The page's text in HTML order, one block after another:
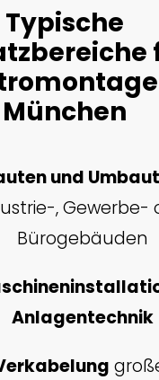
Typische
München
und
, Gewerbe-
Bürogebäuden
Anlagentechnik